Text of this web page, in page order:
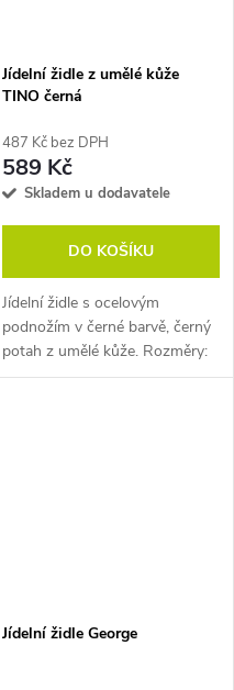
Jídelní židle z umělé kůže
TINO černá
487 Kč bez DPH
589 Kč
Skladem u dodavatele
DO KOŠÍKU
Jídelní židle s ocelovým
podnožím v černé barvě, černý
potah z umělé kůže. Rozměry:
51 x 41 x 95 cm (h x š x v).
Jídelní židle George